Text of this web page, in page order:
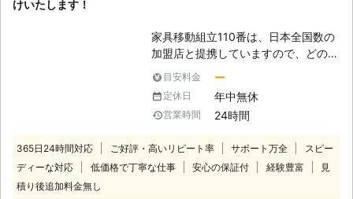
けいたします！
家具移動組立110番は、日本全国数の
加盟店と提携していますので、どの地
方にお住まいのお客様でも迅速に対応
いたします。 コールセンターでは24
時間365日年中無休でお電話を受け付
けています。 深夜でも早朝でもお客
話ください。 コールセンターのスタ
ッフがお客様のお悩みをお聞きしま
目安料金 ー
定休日 年中無休
営業時間 24時間
365日24時間対応 ご好評・高いリピート率 サポート万全
スピー
ディーな対応
低価格で丁寧な仕事 安心の保証付 経験豊富
見
積り後追加料金無し